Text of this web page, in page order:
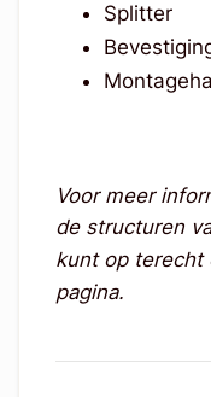
Splitter
Voor meer
de structuren
kunt op terecht
pagina.